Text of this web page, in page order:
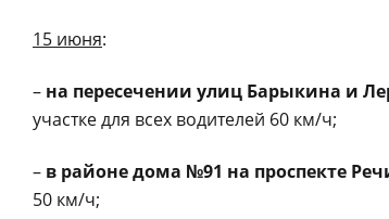
15 июня:
– на пересечении улиц Барыкина и
участке для всех водителей 60 км/ч;
– в районе дома №91 на проспекте
50 км/ч;